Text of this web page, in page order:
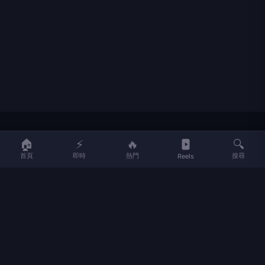
LIFE
LIFE 生活網是台灣領先的生活資訊平台，提供即時新聞、生活、健康、
🏠
首頁
⚡
即時
🔥
熱門 Reels
🔍
搜尋